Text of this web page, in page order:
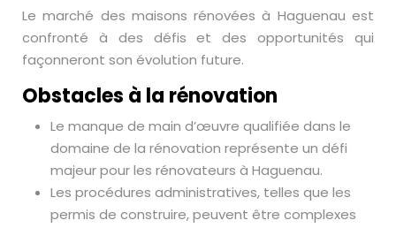
Le marché des maisons rénovées à Haguenau est
confronté à des défis et des opportunités qui
façonneront son évolution future.
Obstacles à la rénovation
Le manque de main d’œuvre qualifiée dans le
domaine de la rénovation représente un défi
majeur pour les rénovateurs à Haguenau.
Les procédures administratives, telles que les
permis de construire, peuvent être complexes